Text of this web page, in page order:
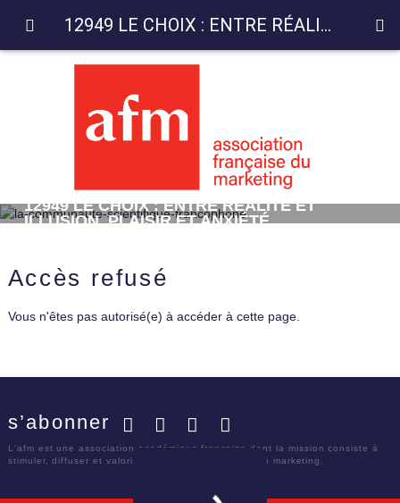
12949 LE CHOIX : ENTRE RÉALITÉ ET
ILLUSION, PLAISIR ET ANXIÉTÉ
Accès refusé
Vous n'êtes pas autorisé(e) à accéder à cette page.
s’abonner
L'afm est une association académique française dont la mission consiste à
stimuler, diffuser et valoriser le savoir scientifique en marketing.
12949 LE CHOIX : ENTRE RÉALITÉ ET ILLUSION, PLAISIR ET ANXIÉTÉ